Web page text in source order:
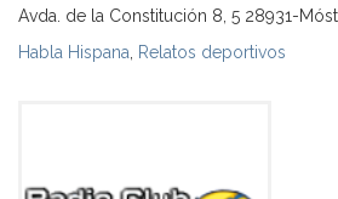
Avda. de la Constitución 8, 5 28931-
Habla Hispana Relatos deportivos